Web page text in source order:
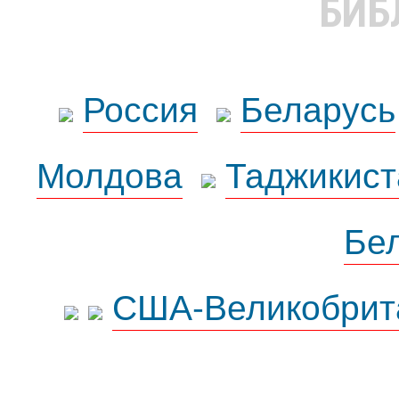
Россия
Беларусь
Молдова
США-